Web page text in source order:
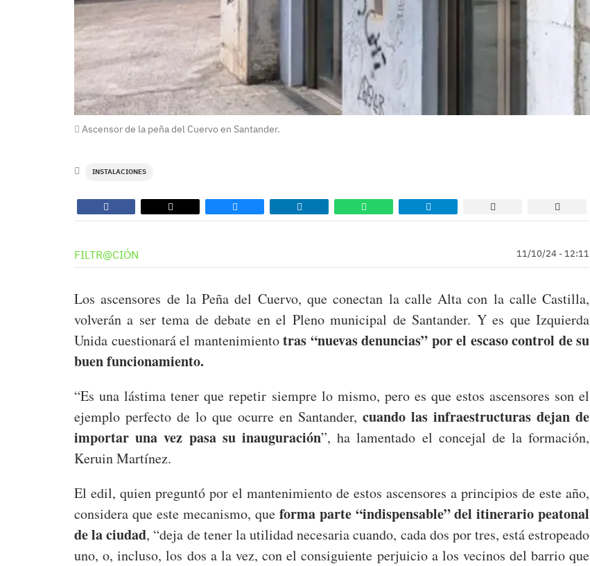
Ascensor de la peña del Cuervo en Santander.
INSTALACIONES
FILTR@CIÓN 11/10/24 - 12:11
Los ascensores de la Peña del Cuervo, que conectan la calle Alta con la calle Castilla,
volverán a ser tema de debate en el Pleno municipal de Santander. Y es que Izquierda
Unida cuestionará el mantenimientotras “nuevas denuncias” por el escaso control de su
buen funcionamiento.
“Es una lástima tener que repetir siempre lo mismo, pero es que estos ascensores son el
ejemplo perfecto de lo que ocurre en Santander,cuando las infraestructuras dejan de
importar una vez pasa su inauguración”, ha lamentado el concejal de la formación,
Keruin Martínez.
El edil, quien preguntó por el mantenimiento de estos ascensores a principios de este año,
considera que este mecanismo, que forma parte “indispensable” del itinerario peatonal
de la ciudad, “deja de tener la utilidad necesaria cuando, cada dos por tres, está estropeado
uno, o, incluso, los dos a la vez, con el consiguiente perjuicio a los vecinos del barrio que